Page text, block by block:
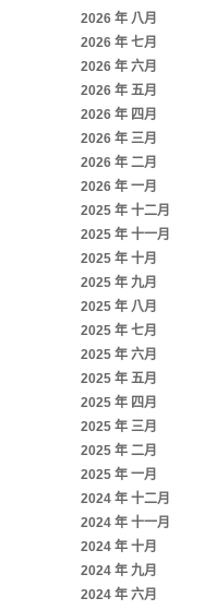
2026 年 八月
2026 年 七月
2026 年 六月
2026 年 五月
2026 年 四月
2026 年 三月
2026 年 二月
2026 年 一月
2025 年 十二月
2025 年 十一月
2025 年 十月
2025 年 九月
2025 年 八月
2025 年 七月
2025 年 六月
2025 年 五月
2025 年 四月
2025 年 三月
2025 年 二月
2025 年 一月
2024 年 十二月
2024 年 十一月
2024 年 十月
2024 年 九月
2024 年 六月